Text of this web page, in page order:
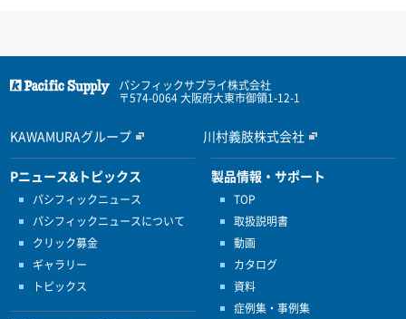
パシフィックサプライ株式会社
〒574-0064 大阪府大東市御領1-12-1
KAWAMURAグループ 川村義肢株式会社
Pニュース&トピックス
パシフィックニュース
パシフィックニュースについて
クリック募金
ギャラリー
トピックス
製品情報・サポート
TOP
取扱説明書
動画
カタログ
資料
症例集・事例集